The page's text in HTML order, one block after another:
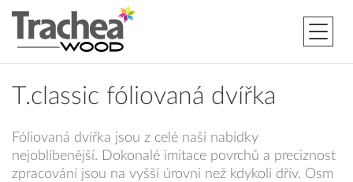
T.classic fóliovaná dvířka
Fóliovaná dvířka jsou z celé naší nabídky
nejoblíbenější. Dokonalé imitace povrchů a preciznost
zpracování jsou na vyšší úrovni než kdykoli dřív. Osm